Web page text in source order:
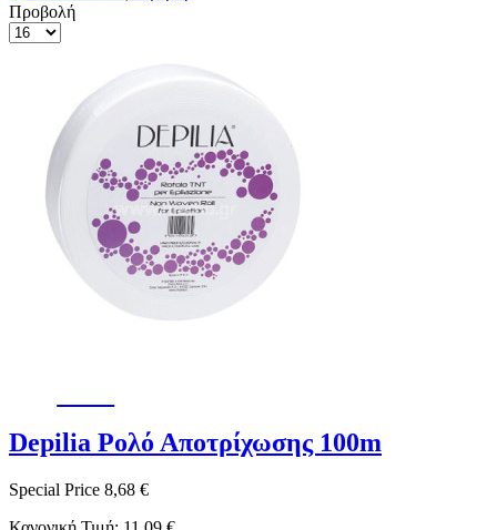
Προβολή
Depilia Ρολό Αποτρίχωσης 100m
Special Price 8,68 €